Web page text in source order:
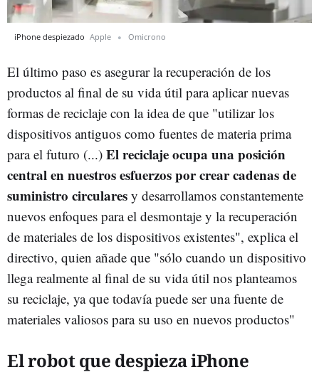
iPhone despiezado Apple Omicrono
El último paso es asegurar la recuperación de los
productos al final de su vida útil para aplicar nuevas
formas de reciclaje con la idea de que "utilizar los
dispositivos antiguos como fuentes de materia prima
para el futuro (...) El reciclaje ocupa una posición
central en nuestros esfuerzos por crear cadenas de
suministro circulares y desarrollamos constantemente
nuevos enfoques para el desmontaje y la recuperación
de materiales de los dispositivos existentes", explica el
directivo, quien añade que "sólo cuando un dispositivo
llega realmente al final de su vida útil nos planteamos
su reciclaje, ya que todavía puede ser una fuente de
materiales valiosos para su uso en nuevos productos"
El robot que despieza iPhone